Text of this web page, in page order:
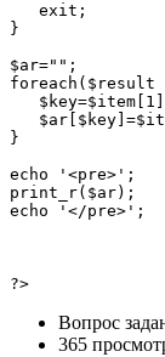
   exit;
}
$ar="";
foreach($result
}
echo '<pre>';
print_r($ar);
echo '</pre>';
?>
Вопрос
365